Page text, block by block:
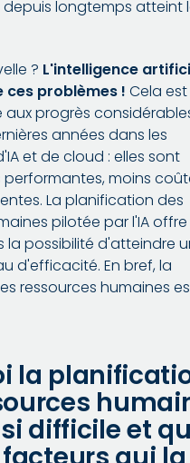
longtemps atteint
? L'intelligence
ces problèmes ! Cela est
progrès
années dans les
et de cloud : elles sont
moins
La planification des
pilotée par l'IA offre
la possibilité d'atteindre
d'efficacité. En bref, la
ressources humaines
la
difficile et